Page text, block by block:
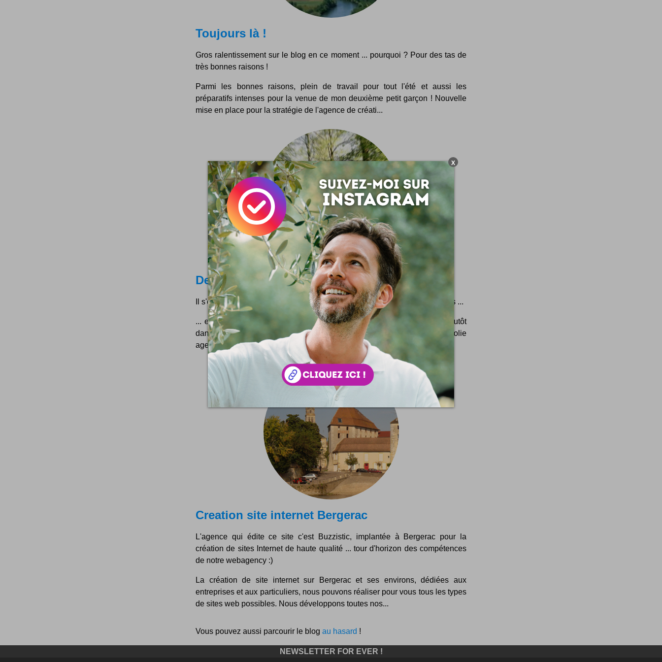
Toujours là !
Gros ralentissement sur le blog en ce moment ... pourquoi ? Pour des tas de
très bonnes raisons !
Parmi les bonnes raisons, plein de travail pour tout l'été et aussi les
préparatifs intenses pour la venue de mon deuxième petit garçon ! Nouvelle
mise en place pour la stratégie de l'agence de créati...
Derrière votre écran
Il s'en passe des choses derrières vos écrans ! Pour nous quelques projets ...
... et un teasing d'enfer que je ne vais pas dévoiler tout de suite mais plutôt
dans une à deux semaines. Sachez juste qu'on y parlera de notre bien jolie
agence et de tribords.com et de pas mal de projet...
Creation site internet Bergerac
L'agence qui édite ce site c'est Buzzistic, implantée à Bergerac pour la
création de sites Internet de haute qualité ... tour d'horizon des compétences
de notre webagency :)
La création de site internet sur Bergerac et ses environs, dédiées aux
entreprises et aux particuliers, nous pouvons réaliser pour vous tous les types
de sites web possibles. Nous développons toutes nos...
Vous pouvez aussi parcourir le blog au hasard !
NEWSLETTER FOR EVER !
X